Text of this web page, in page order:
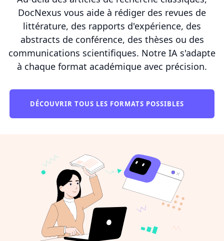
DocNexus vous aide à rédiger des revues de
littérature, des rapports d'expérience, des
abstracts de conférence, des thèses ou des
communications scientifiques. Notre IA s'adapte
à chaque format académique avec précision.
DÉCOUVRIR TOUS LES FORMATS POSSIBLES